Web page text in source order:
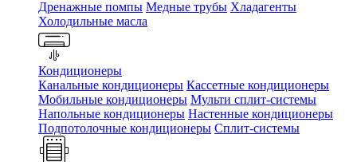
Дренажные помпы Медные трубы Хладагенты
Холодильные масла
Кондиционеры
Канальные кондиционеры Кассетные кондиционеры
Мобильные кондиционеры Мульти сплит-системы
Напольные кондиционеры Настенные кондиционеры
Подпотолочные кондиционеры Сплит-системы